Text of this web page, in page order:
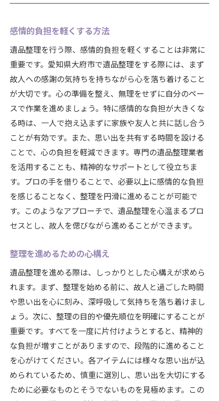
感情的負担を軽くする方法
遺品整理を行う際、感情的負担を軽くすることは非常に
重要です。愛知県大府市で遺品整理をする際には、まず
故人への感謝の気持ちを持ちながら心を落ち着けること
が大切です。心の準備を整え、無理をせずに自分のペー
スで作業を進めましょう。特に感情的な負担が大きくな
る時は、一人で抱え込まずに家族や友人と共に話し合う
ことが有効です。また、思い出を共有する時間を設ける
ことで、心の負担を軽減できます。専門の遺品整理業者
を活用することも、精神的なサポートとして役立ちま
す。プロの手を借りることで、必要以上に感情的な負担
を感じることなく、整理を円滑に進めることが可能で
す。このようなアプローチで、遺品整理を心温まるプロ
セスとし、故人を偲びながら進めることができます。
整理を進めるための心構え
遺品整理を進める際は、しっかりとした心構えが求めら
れます。まず、整理を始める前に、故人と過ごした時間
や思い出を心に刻み、深呼吸して気持ちを落ち着けまし
ょう。次に、整理の目的や優先順位を明確にすることが
重要です。すべてを一度に片付けようとすると、精神的
な負担が増すことがありますので、段階的に進めること
を心がけてください。各アイテムには様々な思い出が込
められているため、慎重に選別し、思い出を大切にする
ために必要なものとそうでないものを見極めます。この